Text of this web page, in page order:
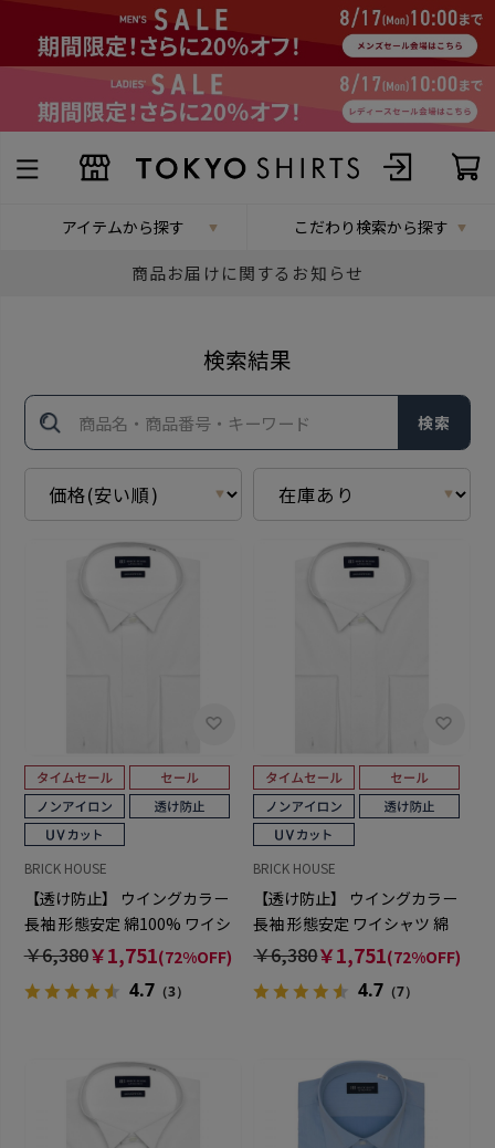
アイテムから探す こだわり検索から探す
商品お届けに関するお知らせ
検索結果
検索
BRICK HOUSE
【透け防止】 ウイングカラー
長袖 形態安定 綿100% ワイシ
ャツ 白無地
￥6,380￥1,751(72%OFF)
4.7（3）
BRICK HOUSE
【透け防止】 ウイングカラー
長袖 形態安定 ワイシャツ 綿
100%
￥6,380￥1,751(72%OFF)
4.7 （7）